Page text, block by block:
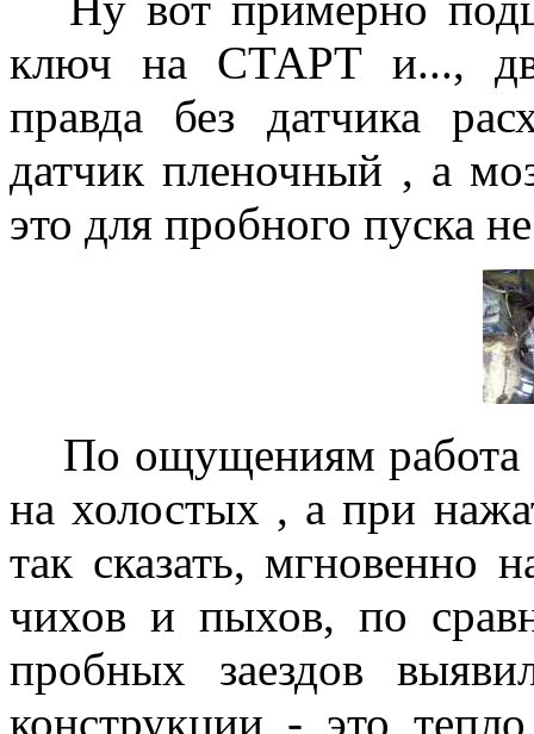
ключ на СТАРТ и...,
правда без датчика
датчик пленочный , а
это для пробного пуска
По ощущениям работа
на холостых , а при
так сказать, мгновенно
чихов и пыхов, по
пробных заездов
конструкции - это